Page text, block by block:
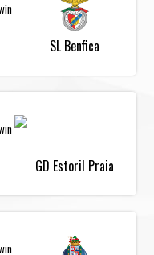
SL Benfica
GD Estoril Praia